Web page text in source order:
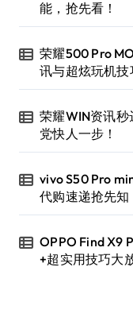
能，抢先看！
荣耀500 Pro
讯与超炫玩机技
荣耀WIN资讯
党快人一步！
vivo S50 Pro
代购速递抢先知
OPPO Find X9
+超实用技巧大